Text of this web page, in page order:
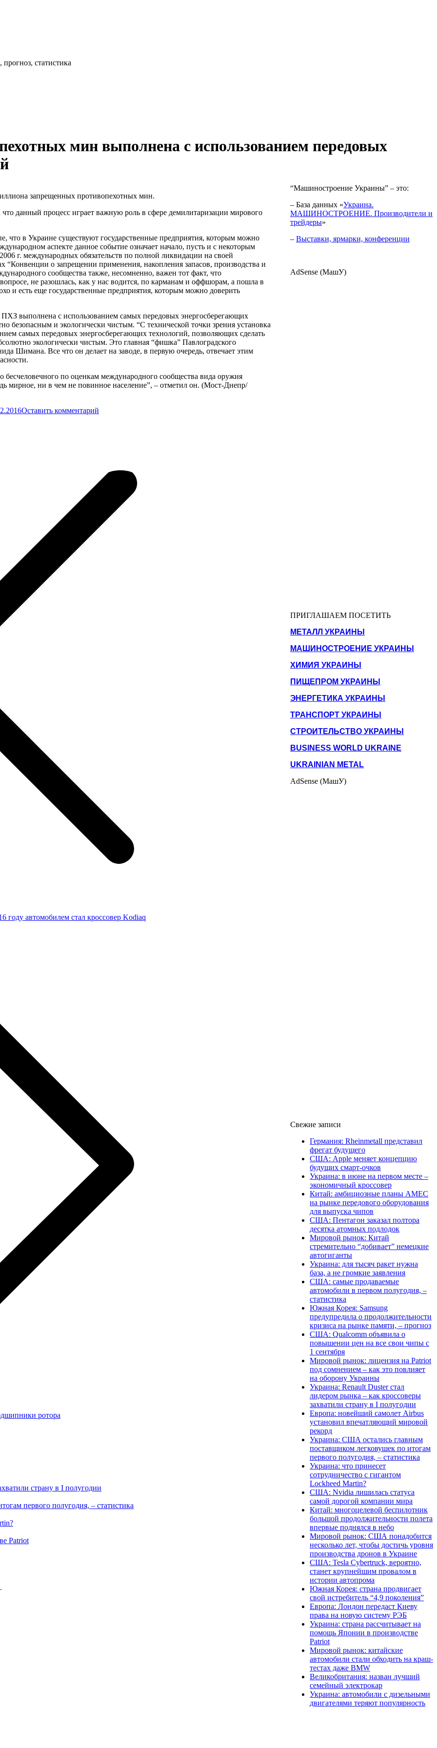
статистика
мин выполнена с использованием передовых
запрещенных противопехотных мин.
данный процесс играет важную роль в сфере демилитаризации мирового
что в Украине существуют государственные предприятия, которым можно
аспекте данное событие означает начало, пусть и с некоторым
г. международных обязательств по полной ликвидации на своей
о запрещении применения, накопления запасов, производства и
сообщества также, несомненно, важен тот факт, что
не разошлась, как у нас водится, по карманам и оффшорам, а пошла в
и есть еще государственные предприятия, которым можно доверить
выполнена с использованием самых передовых энергосберегающих
безопасным и экологически чистым. “С технической точки зрения установка
самых передовых энергосберегающих технологий, позволяющих сделать
экологически чистым. Это главная “фишка” Павлоградского
Шимана. Все что он делает на заводе, в первую очередь, отвечает этим
бесчеловечного по оценкам международного сообщества вида оружия
мирное, ни в чем не повинное население”, – отметил он. (Мост-Днепр/
Оставить комментарий
автомобилем стал кроссовер Kodiaq
ротора
страну в I полугодии
первого полугодия, – статистика
Patriot
.
“Машиностроение Украины” – это:
– База данных «Украина.
МАШИНОСТРОЕНИЕ. Производители и
трейдеры»
– Выставки, ярмарки, конференции
AdSense (МашУ)
ПРИГЛАШАЕМ ПОСЕТИТЬ
МЕТАЛЛ УКРАИНЫ
МАШИНОСТРОЕНИЕ УКРАИНЫ
ХИМИЯ УКРАИНЫ
ПИЩЕПРОМ УКРАИНЫ
ЭНЕРГЕТИКА УКРАИНЫ
ТРАНСПОРТ УКРАИНЫ
СТРОИТЕЛЬСТВО УКРАИНЫ
BUSINESS WORLD UKRAINE
UKRAINIAN METAL
AdSense (МашУ)
Свежие записи
Германия: Rheinmetall представил
фрегат будущего
США: Apple меняет концепцию
будущих смарт-очков
Украина: в июне на первом месте –
экономичный кроссовер
Китай: амбициозные планы AMEC
на рынке передового оборудования
для выпуска чипов
США: Пентагон заказал полтора
десятка атомных подлодок
Мировой рынок: Китай
стремительно “добивает” немецкие
автогиганты
Украина: для тысяч ракет нужна
база, а не громкие заявления
США: самые продаваемые
автомобили в первом полугодия, –
статистика
Южная Корея: Samsung
предупредила о продолжительности
кризиса на рынке памяти, – прогноз
США: Qualcomm объявила о
повышении цен на все свои чипы с
1 сентября
Мировой рынок: лицензия на Patriot
под сомнением – как это повлияет
на оборону Украины
Украина: Renault Duster стал
лидером рынка – как кроссоверы
захватили страну в I полугодии
Европа: новейший самолет Airbus
установил впечатляющий мировой
рекорд
Украина: США остались главным
поставщиком легковушек по итогам
первого полугодия, – статистика
Украина: что принесет
сотрудничество с гигантом
Lockheed Martin?
США: Nvidia лишилась статуса
самой дорогой компании мира
Китай: многоцелевой беспилотник
большой продолжительности полета
впервые поднялся в небо
Мировой рынок: США понадобится
несколько лет, чтобы достичь уровня
производства дронов в Украине
США: Tesla Cybertruck, вероятно,
станет крупнейшим провалом в
истории автопрома
Южная Корея: страна продвигает
свой истребитель “4,9 поколения”
Европа: Лондон передаст Киеву
права на новую систему РЭБ
Украина: страна рассчитывает на
помощь Японии в производстве
Patriot
Мировой рынок: китайские
автомобили стали обходить на краш-
тестах даже BMW
Великобритания: назван лучший
семейный электрокар
Украина: автомобили с дизельными
двигателями теряют популярность